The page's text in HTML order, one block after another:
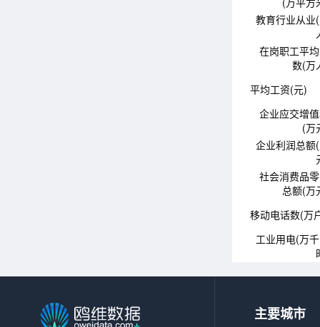
教育行业从业
在岗职工平
数(万
平均工资(元)
企业应交增
(万
企业利润总额
社会消费品
总额(万
移动电话数(万
工业用电(万
主要城市